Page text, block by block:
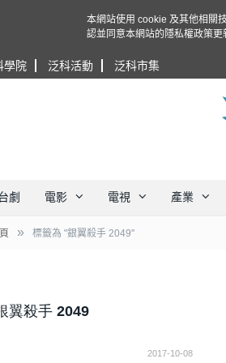
學院 泛科活動 泛科市集
劇 電影 電視 產業
» 標籤為 "銀翼殺手 2049"
翼殺手 2049
2017-10-08
本網站使用 cookie 及其他相關
認並同意本網站的隱私權政策更